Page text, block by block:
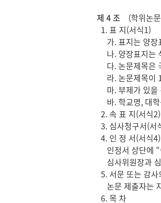
제 4 조 (학위논
1. 표 지(서식1)
가. 표지는 양장
나. 양장표지는
다. 논문제목은
라. 논문제목이
마. 부제가 있을
바. 학교명, 대학
2. 속 표 지(서식2)
3. 심사청구서(서
4. 인 정 서(서식4)
인정서 상단에
심사위원장과
5. 서문 또는 감사
논문 제출자는
6. 목 차